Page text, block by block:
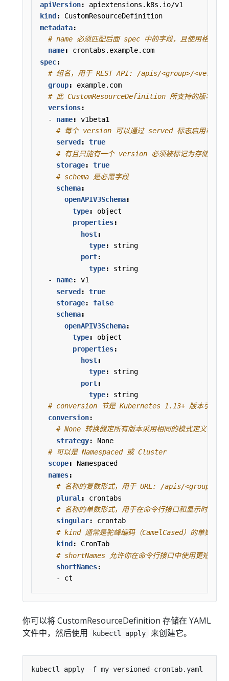
apiVersion:
apiextensions.k8s.io/v1
kind :
CustomResourceDefinition
metadata:
# name 必须匹配后面 spec 中的字段，且使用格式
name:
crontabs.example.com
spec:
# 组名，用于 REST API: /apis/<group>/
group:
example.com
# 此 CustomResourceDefinition 所支持的版本列表
versions:
- name:
v1beta1
# 每个 version 可以通过 served 标志启用或禁止
served :
true
# 有且只能有一个 version 必须被标记为存储版本
storage:
true
# schema 是必需字段
schema:
openAPIV3Schema:
type:
object
properties:
host:
type:
string
port:
type:
string
- name:
v1
served:
true
storage:
false
schema:
openAPIV3Schema:
type:
object
properties:
host:
type:
string
port:
type:
string
# conversion 节是 Kubernetes 1.13+ 版本引入的
conversion:
# None 转换假定所有版本采用相同的模式定义，
strategy:
None
# 可以是 Namespaced 或 Cluster
scope:
Namespaced
names:
# 名称的复数形式，用于 URL: /apis/<group>/
plural :
crontabs
# 名称的单数形式，用于在命令行接口和显示时作为
singular:
crontab
# kind 通常是驼峰编码（CamelCased）的单数形式
kind :
CronTab
# shortNames 允许你在命令行接口中使用更短的字
shortNames:
- ct
你可以将 CustomResourceDefinition 存储在 YAML
文件中，然后使用
kubectl apply 来创建它。